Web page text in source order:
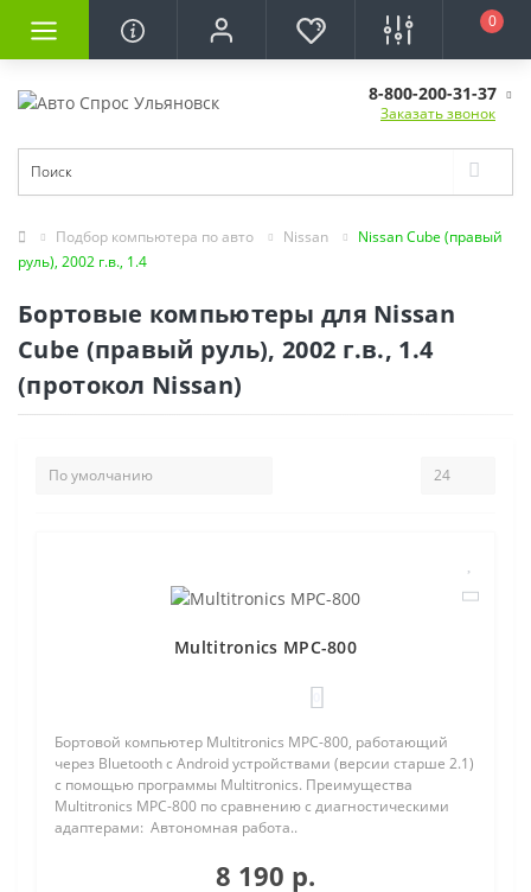
0
8-800-200-31-37
Заказать звонок
Подбор компьютера по авто Nissan
Nissan Cube (правый
руль), 2002 г.в., 1.4
Бортовые компьютеры для Nissan
Cube (правый руль), 2002 г.в., 1.4
(протокол Nissan)
Multitronics MPC-800
Бортовой компьютер Multitronics MPC-800, работающий
через Bluetooth с Android устройствами (версии старше 2.1)
с помощью программы Multitronics. Преимущества
Multitronics MPC-800 по сравнению с диагностическими
адаптерами: Автономная работа..
8 190 р.